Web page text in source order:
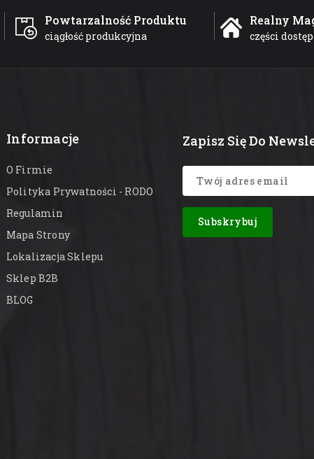
Powtarzalność Produktu
ciągłość produkcyjna
Realny
części
Informacje
O Firmie
Polityka Prywatności - RODO
Regulamin
Mapa Strony
Lokalizacja Sklepu
Sklep B2B
BLOG
Zapisz Się Do